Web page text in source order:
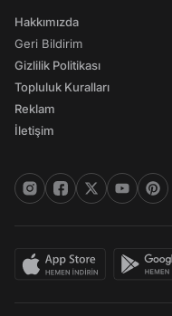
Hakkımızda
Geri Bildirim
Gizlilik Politikası
Topluluk Kuralları
Reklam
İletişim